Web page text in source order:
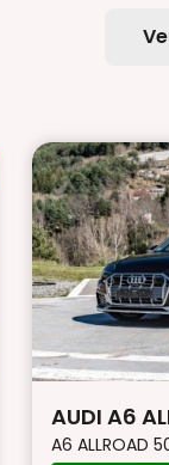
AUDI A6
A6 ALLROAD